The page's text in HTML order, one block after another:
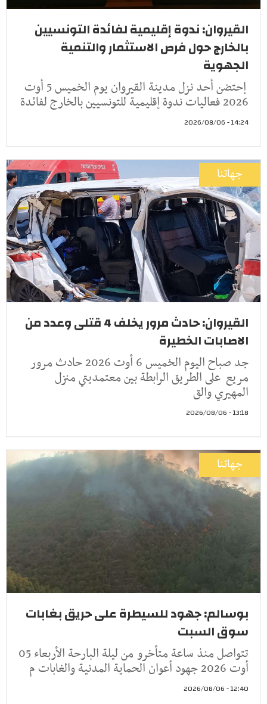
القيروان: ندوة إقليمية لفائدة التونسيين
بالخارج حول فرص الاستثمار والتنمية
الجهوية
إحتضن أحد نزل مدينة القيروان يوم الخميس 5 أوت
2026 فعاليات ندوة إقليمية للتونسيين بالخارج لفائدة
14:24 - 2026/08/06
جهاتنا
القيروان: حادث مرور يخلف 4 قتلى وعدد من
الاصابات الخطيرة
جد صباح اليوم الخميس 6 أوت 2026 حادث مرور
مريع على الطريق الرابطة بين معتمديتي منزل
المهيري والق
13:18 - 2026/08/06
جهاتنا
بوسالم: جهود للسيطرة على حريق بغابات
سوق السبت
تتواصل منذ ساعة متأخرو من ليلة البارحة الأربعاء 05
أوت 2026 جهود أعوان الحماية المدنية والغابات م
12:40 - 2026/08/06